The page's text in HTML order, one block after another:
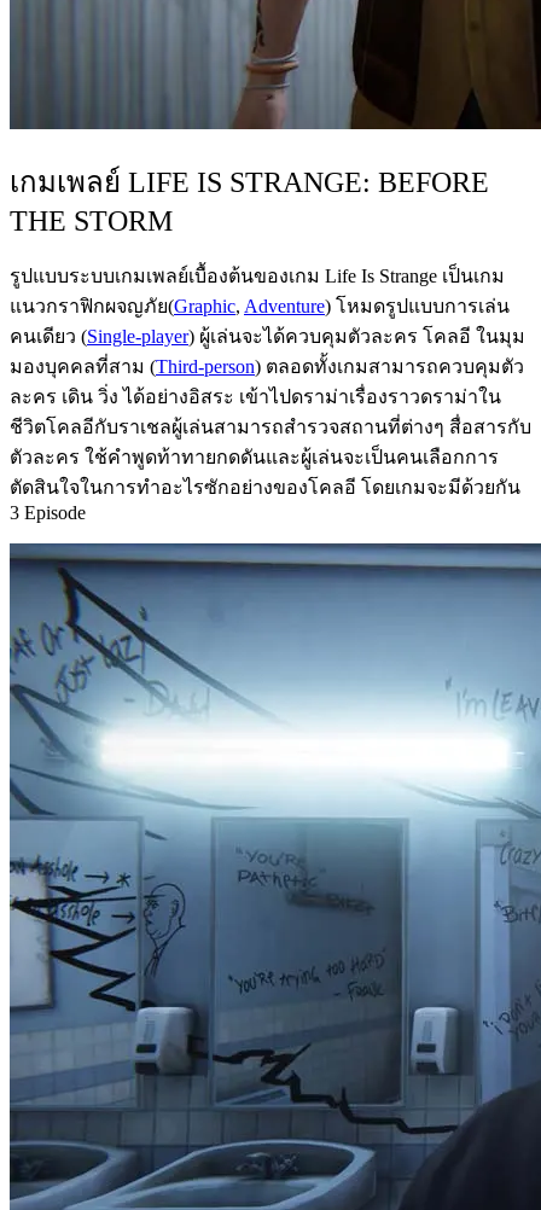
เกมเพลย์ LIFE IS STRANGE: BEFORE
THE STORM
รูปแบบระบบเกมเพลย์เบื้องต้นของเกม Life Is Strange เป็นเกม
แนวกราฟิกผจญภัย(Graphic, Adventure) โหมดรูปแบบการเล่น
คนเดียว (Single-player) ผู้เล่นจะได้ควบคุมตัวละคร โคลอี ในมุม
มองบุคคลที่สาม (Third-person) ตลอดทั้งเกมสามารถควบคุมตัว
ละคร เดิน วิ่ง ได้อย่างอิสระ เข้าไปดราม่าเรื่องราวดราม่าใน
ชีวิตโคลอีกับราเชลผู้เล่นสามารถสำรวจสถานที่ต่างๆ สื่อสารกับ
ตัวละคร ใช้คำพูดท้าทายกดดันและผู้เล่นจะเป็นคนเลือกการ
ตัดสินใจในการทำอะไรซักอย่างของโคลอี โดยเกมจะมีด้วยกัน
3 Episode